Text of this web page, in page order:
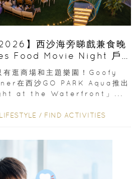
】西沙海旁睇戲兼食晚
Food Movie Night 戶
有逛商場和主題樂園！Goofy
在西沙GO PARK Aqua推出
at the Waterfront」...
LIFESTYLE / FIND ACTIVITIES